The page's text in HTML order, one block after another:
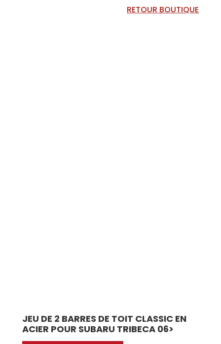
RETOUR BOUTIQUE
JEU DE 2 BARRES DE TOIT CLASSIC EN
ACIER POUR SUBARU TRIBECA 06>